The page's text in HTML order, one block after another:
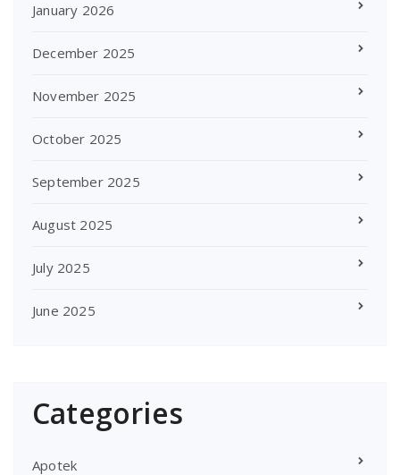
January 2026
December 2025
November 2025
October 2025
September 2025
August 2025
July 2025
June 2025
Categories
Apotek